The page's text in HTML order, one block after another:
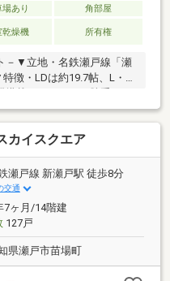
場あり
角部屋
乾燥機 所有権
－▼立地・名鉄瀬戸線「瀬
徴・LDは約19.7帖、L・D
が隣接・各洋室・和室に収
様、通風も良好・玄関ア
クルーム付・24時間ゴミ
ト飼育可(規約有)▼設備・
▼2026年2月室内リフォー
】壁、和室■ ご希望の住
━━━━━・・・物件の詳
合わせください。
カイスクエア
瀬戸線 新瀬戸駅 徒歩8分
交通
7ヶ月/14階建
127戸
県瀬戸市苗場町